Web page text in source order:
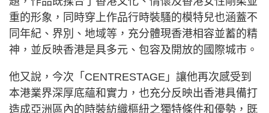
重的形象，同時穿上作品行時裝騷的模特兒也涵蓋不
同年紀、界別、地域等，充分體現香港相容並蓄的精
神，並反映香港是具多元、包容及開放的國際城市。
他又說，今次「CENTRESTAGE」讓他再次感受到
本港業界深厚底蘊和實力，也充分反映出香港具備打
造成亞洲區內的時裝紡織樞紐之獨特條件和優勢，既